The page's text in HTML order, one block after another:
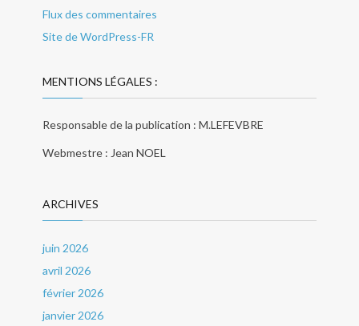
Flux des commentaires
Site de WordPress-FR
MENTIONS LÉGALES :
Responsable de la publication : M.LEFEVBRE
Webmestre : Jean NOEL
ARCHIVES
juin 2026
avril 2026
février 2026
janvier 2026